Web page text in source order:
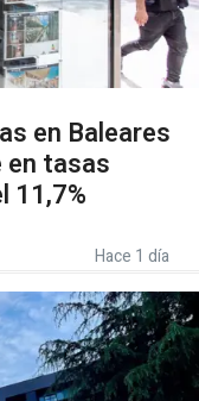
en Baleares
en tasas
11,7%
Hace 1 día